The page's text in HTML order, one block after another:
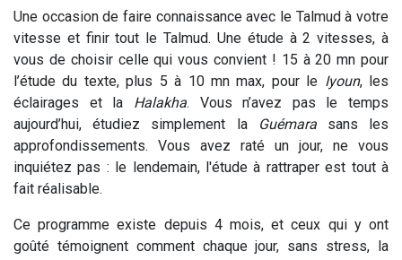
Une occasion de faire connaissance avec le Talmud à votre
vitesse et finir tout le Talmud. Une étude à 2 vitesses, à
vous de choisir celle qui vous convient ! 15 à 20 mn pour
l’étude du texte, plus 5 à 10 mn max, pour le Iyoun, les
éclairages et la Halakha. Vous n’avez pas le temps
aujourd’hui, étudiez simplement laGuémarasans les
approfondissements. Vous avez raté un jour, ne vous
inquiétez pas : le lendemain, l'étude à rattraper est tout à
fait réalisable.
Ce programme existe depuis 4 mois, et ceux qui y ont
goûté témoignent comment chaque jour, sans stress, la